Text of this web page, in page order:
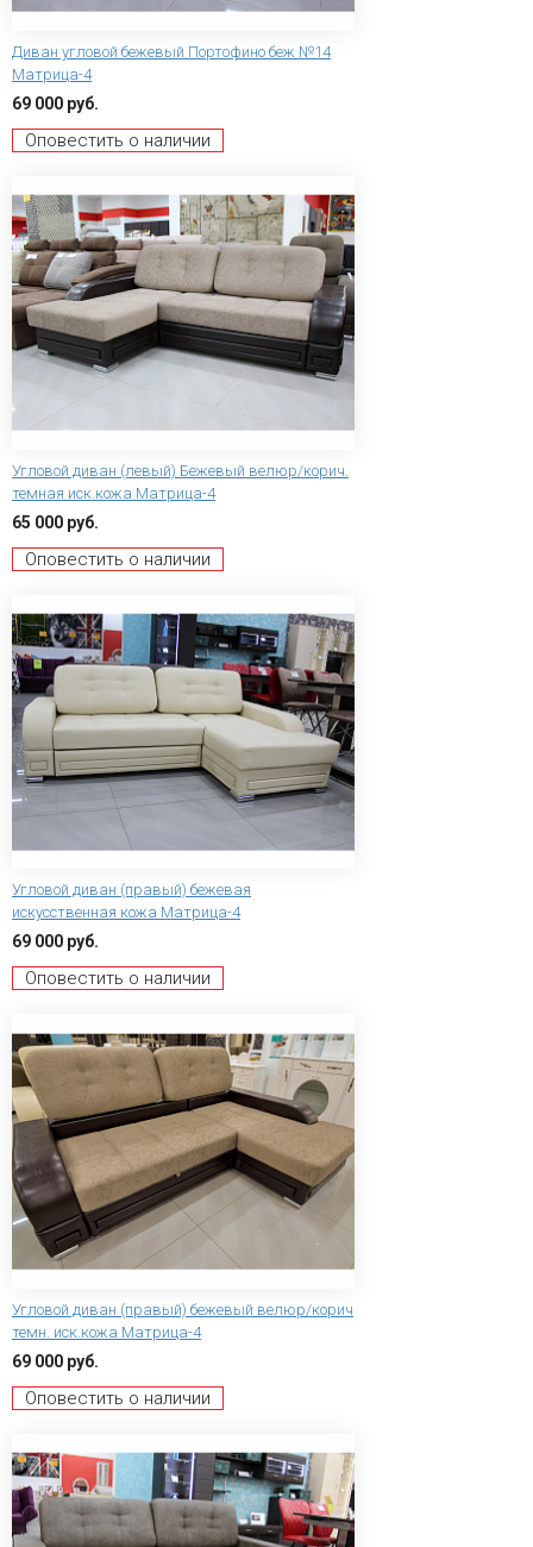
Диван угловой бежевый Портофино беж №14
Матрица-4
69 000 руб.
Оповестить о наличии
Угловой диван (левый) Бежевый велюр/корич.
темная иск.кожа Матрица-4
65 000 руб.
Оповестить о наличии
Угловой диван (правый) бежевая
искусственная кожа Матрица-4
69 000 руб.
Оповестить о наличии
Угловой диван (правый) бежевый велюр/корич
темн. иск.кожа Матрица-4
69 000 руб.
Оповестить о наличии